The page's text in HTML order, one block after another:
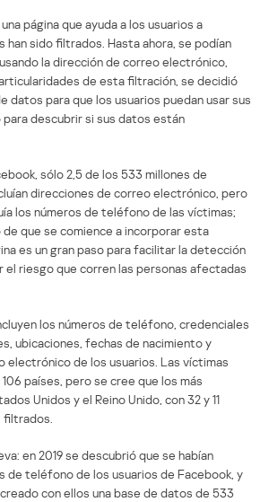
página que ayuda a los usuarios a
han sido filtrados. Hasta ahora, se podían
la dirección de correo electrónico,
de esta filtración, se decidió
datos para que los usuarios puedan usar sus
descubrir si sus datos están
sólo 2,5 de los 533 millones de
direcciones de correo electrónico, pero
los números de teléfono de las víctimas;
que se comience a incorporar esta
es un gran paso para facilitar la detección
el riesgo que corren las personas afectadas
los números de teléfono, credenciales
ubicaciones, fechas de nacimiento y
electrónico de los usuarios. Las víctimas
países, pero se cree que los más
Unidos y el Reino Unido, con 32 y 11
en 2019 se descubrió que se habían
de teléfono de los usuarios de Facebook, y
con ellos una base de datos de 533